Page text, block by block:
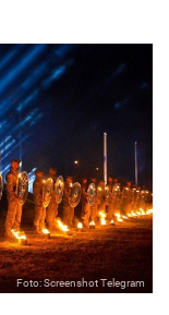
Foto: Screenshot Telegram